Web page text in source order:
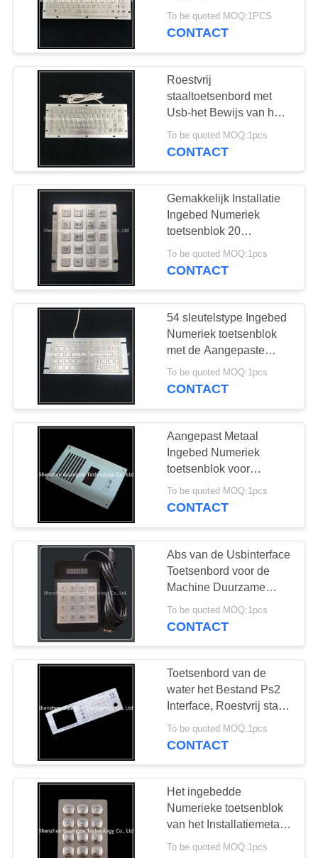
CITAAT
SITEMAP
PRIVACY
Numeriek
toetsenblokusb met F-N-
To be quoted MOQ:1PCS
CONTACT
Roestvrij
staaltoetsenbord met
Usb-het Bewijs van het
Verbindingsweer met F-
N-Functiesleutels
To be quoted MOQ:1pcs
CONTACT
Gemakkelijk Installatie
Ingebed Numeriek
toetsenblok 20
Sleutelstype met Usb-
Interface
To be quoted MOQ:1pcs
CONTACT
54 sleutelstype Ingebed
Numeriek toetsenblok
met de Aangepaste
Kleur van de
Knoopdoopvont
To be quoted MOQ:1pcs
CONTACT
Aangepast Metaal
Ingebed Numeriek
toetsenblok voor
Toegangsbeheersysteem
To be quoted MOQ:1pcs
CONTACT
Abs van de Usbinterface
Toetsenbord voor de
Machine Duurzame
Waterdicht van het
Buskaartje
To be quoted MOQ:1pcs
CONTACT
Toetsenbord van de
water het Bestand Ps2
Interface, Roestvrij staal
Draadloos Numeriek
Toetsenbord
To be quoted MOQ:1pcs
CONTACT
Het ingebedde
Numerieke toetsenblok
van het Installatiemetaal
voor de Deur van de
To be quoted MOQ:1pcs